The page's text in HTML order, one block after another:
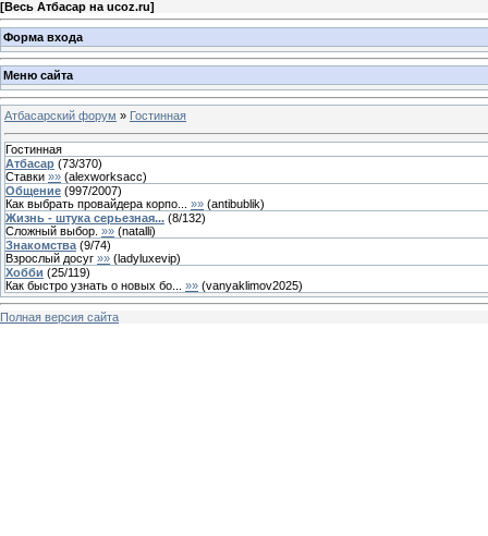
[Весь Атбасар на ucoz.ru]
Форма входа
Меню сайта
Атбасарский форум » Гостинная
Гостинная
Атбасар (73/370)
Ставки »» (alexworksacc)
Общение (997/2007)
Как выбрать провайдера корпо...
»» (antibublik)
Жизнь - штука серьезная... (8/132)
Сложный выбор. »» (natalli)
Знакомства (9/74)
Взрослый досуг »» (ladyluxevip)
Хобби (25/119)
Как быстро узнать о новых бо...
»» (vanyaklimov2025)
Полная версия сайта